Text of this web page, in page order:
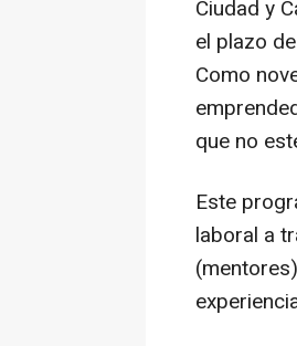
Ciudad y
el plazo
Como
que no
Este
laboral a